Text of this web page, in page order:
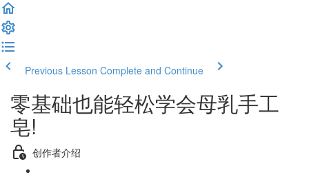
Previous Lesson Complete and Continue
零基础也能轻松学会母乳手工
皂!
创作者介绍